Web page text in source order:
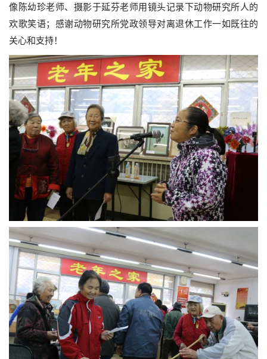
像陈幼珍老师、摄影于延芬老师用镜头记录下动物研究所人的
欢歌笑语；感谢动物研究所党政领导对离退休工作一如既往的
关心和支持！